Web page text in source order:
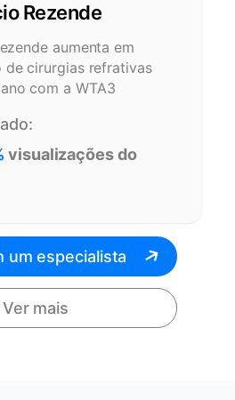
Rezende
aumenta em
de cirurgias refrativas
com a WTA3
visualizações do
um especialista
Ver mais